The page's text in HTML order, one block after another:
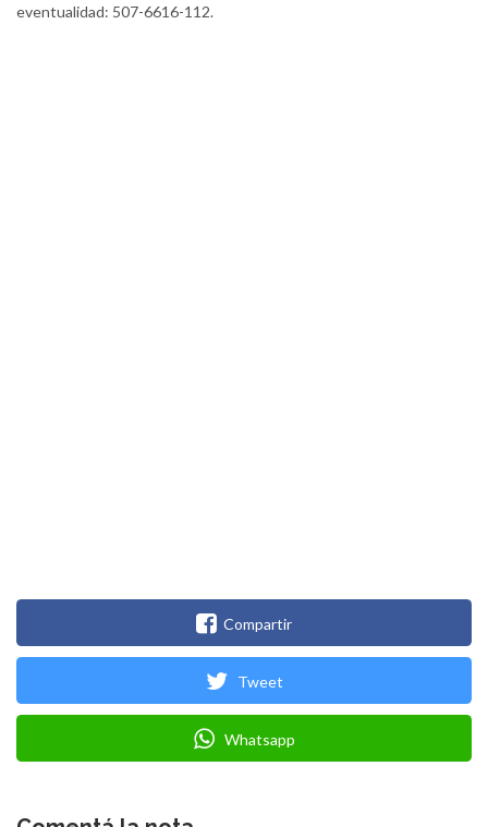
eventualidad: 507-6616-112.
Compartir
Tweet
Whatsapp